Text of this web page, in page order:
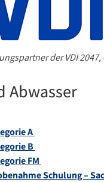
der VDI 2047,
Abwasser
A
B
FM
Schulung –